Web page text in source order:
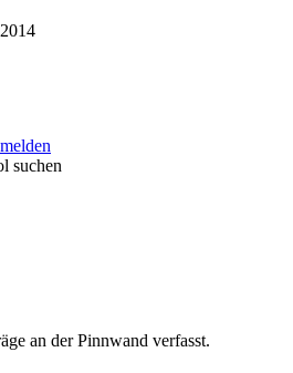
suchen
an der Pinnwand verfasst.